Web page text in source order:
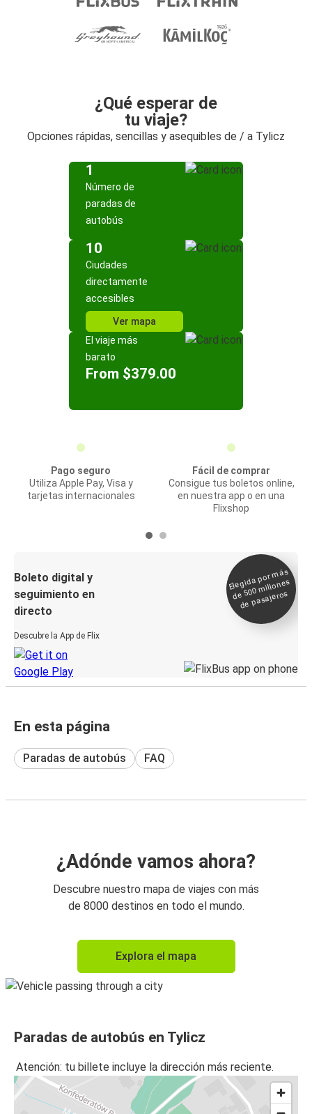
¿Qué esperar de
tu viaje?
Opciones rápidas, sencillas y asequibles de / a Tylicz
1
Número de
paradas de
autobús
10
Ciudades
directamente
accesibles
Ver mapa
El viaje más
barato
From $379.00
Pago seguro
Utiliza Apple Pay, Visa y
tarjetas internacionales
Fácil de comprar
Consigue tus boletos online,
en nuestra app o en una
Flixshop
Boleto digital y
seguimiento en
directo
Descubre la App de Flix
Elegida por
más
de 500
millones
de pasajeros
En esta página
Paradas de autobús FAQ
¿Adónde vamos ahora?
Descubre nuestro mapa de viajes con más
de 8000 destinos en todo el mundo.
Explora el mapa
Paradas de autobús en Tylicz
Atención: tu billete incluye la dirección más reciente.